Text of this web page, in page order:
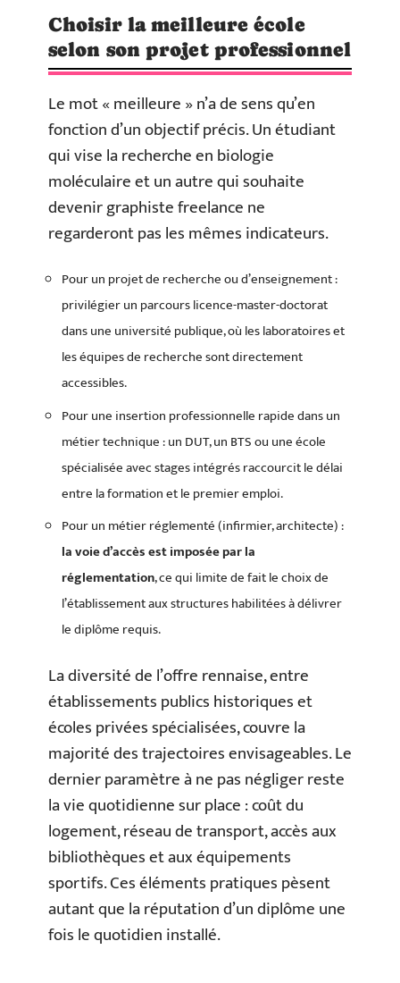
Choisir la meilleure école
selon son projet professionnel
Le mot « meilleure » n’a de sens qu’en
fonction d’un objectif précis. Un étudiant
qui vise la recherche en biologie
moléculaire et un autre qui souhaite
devenir graphiste freelance ne
regarderont pas les mêmes indicateurs.
Pour un projet de recherche ou d’enseignement :
privilégier un parcours licence-master-doctorat
dans une université publique, où les laboratoires et
les équipes de recherche sont directement
accessibles.
Pour une insertion professionnelle rapide dans un
métier technique : un DUT, un BTS ou une école
spécialisée avec stages intégrés raccourcit le délai
entre la formation et le premier emploi.
Pour un métier réglementé (infirmier, architecte) :
la voie d’accès est imposée par la
réglementation, ce qui limite de fait le choix de
l’établissement aux structures habilitées à délivrer
le diplôme requis.
La diversité de l’offre rennaise, entre
établissements publics historiques et
écoles privées spécialisées, couvre la
majorité des trajectoires envisageables. Le
dernier paramètre à ne pas négliger reste
la vie quotidienne sur place : coût du
logement, réseau de transport, accès aux
bibliothèques et aux équipements
sportifs. Ces éléments pratiques pèsent
autant que la réputation d’un diplôme une
fois le quotidien installé.